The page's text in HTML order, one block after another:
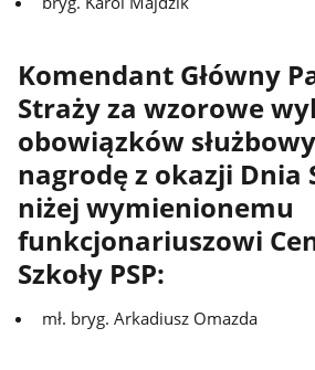
Komendant Główny
Straży za wzorowe
obowiązków
nagrodę z okazji Dnia
niżej wymienionemu
funkcjonariuszowi
Szkoły PSP:
mł. bryg. Arkadiusz Omazda